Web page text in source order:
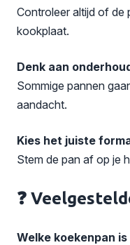
Controleer altijd of de
kookplaat.
Denk aan
Sommige pannen
aandacht.
Kies het juiste
Stem de pan af op je
❓
Welke koekenpan